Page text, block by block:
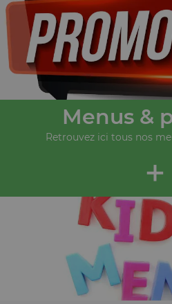
Menus &
Retrouvez ici tous nos
+